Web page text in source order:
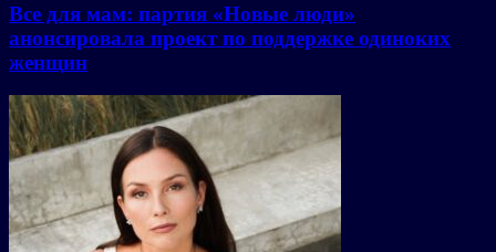
Все для мам: партия «Новые люди»
анонсировала проект по поддержке одиноких
женщин